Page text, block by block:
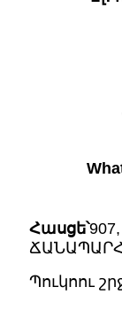
Հասցե՝
ՃԱՆԱՊԱՐՀ
Պուկոու